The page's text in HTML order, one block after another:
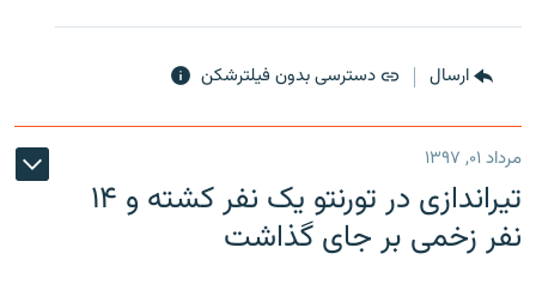
ارسال دسترسی بدون فیلترشکن
مرداد ۰۱, ۱۳۹۷
تیراندازی در تورنتو یک نفر کشته و ۱۴
نفر زخمی بر جای گذاشت